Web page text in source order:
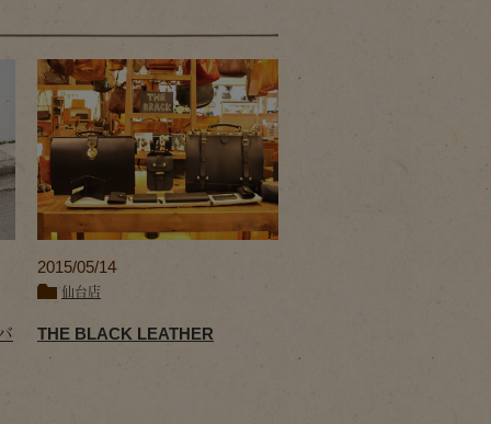
2015/05/14
仙台店
THE BLACK LEATHER